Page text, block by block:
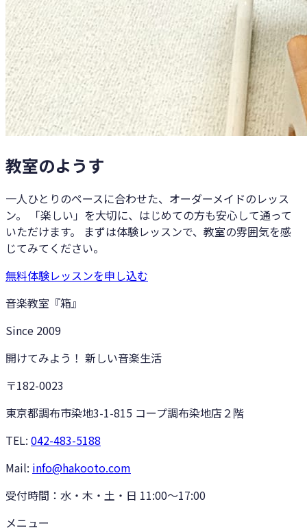
教室のようす
一人ひとりのペースに合わせた、オーダーメイドのレッス
ン。 「楽しい」を大切に、はじめての方も安心して通って
いただけます。 まずは体験レッスンで、教室の雰囲気を感
じてみてください。
無料体験レッスンを申し込む
音楽教室『箱』
Since 2009
開けてみよう！ 新しい音楽生活
〒182-0023
東京都調布市染地3-1-815 コープ調布染地店２階
TEL: 042-483-5188
Mail: info@hakooto.com
受付時間： 水・木・土・日 11:00〜17:00
メニュー